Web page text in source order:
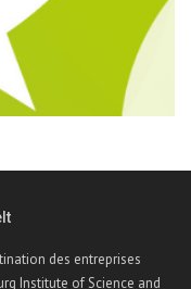
des entreprises
Institute of Science and